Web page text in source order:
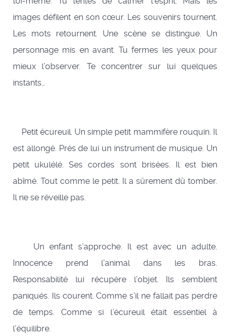
images défilent en son cœur. Les souvenirs tournent.
Les mots retournent. Une scène se distingue. Un
personnage mis en avant. Tu fermes les yeux pour
mieux l’observer. Te concentrer sur lui quelques
instants…
Petit écureuil. Un simple petit mammifère rouquin. Il
est allongé. Près de lui un instrument de musique. Un
petit ukulélé. Ses cordes sont brisées. Il est bien
abîmé. Tout comme le petit. Il a sûrement dû tomber.
Il ne se réveille pas.
Un enfant s’approche. Il est avec un adulte.
Innocence prend l’animal dans les bras.
Responsabilité lui récupère l’objet. Ils semblent
paniqués. Ils courent. Comme s’il ne fallait pas perdre
de temps. Comme si l’écureuil était essentiel à
l’équilibre.